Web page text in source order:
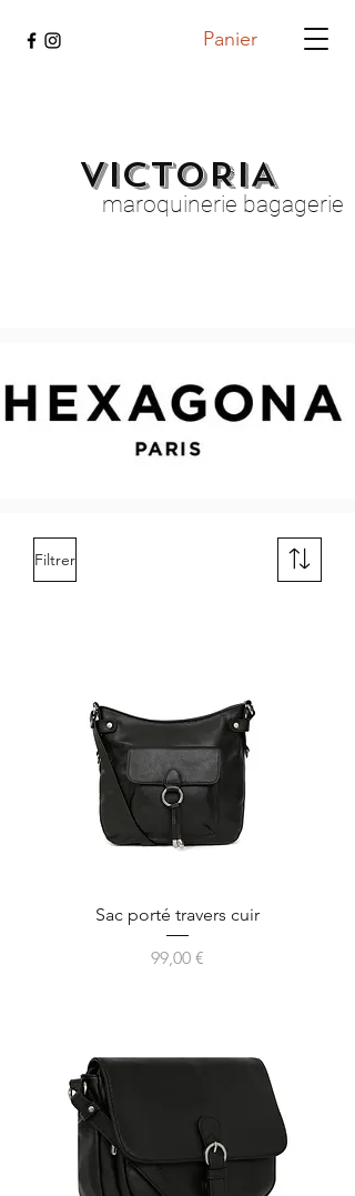
Panier
VICTORIA
maroquinerie bagagerie
Filtrer
Sac porté travers cuir
Prix
99,00 €